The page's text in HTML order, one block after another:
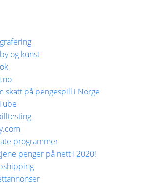
og kunst
skatt på pengespill i Norge
programmer
penger på nett i 2020!